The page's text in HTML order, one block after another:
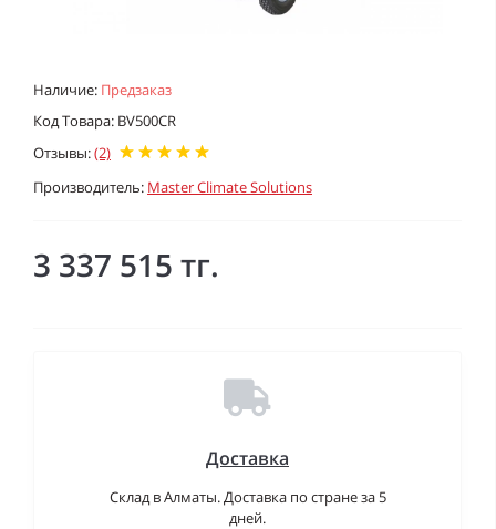
Наличие: Предзаказ
Код Товара: BV500CR
Отзывы:(2)
Производитель: Master Climate Solutions
3 337 515 тг.
Доставка
Склад в Алматы. Доставка по стране за 5
дней.